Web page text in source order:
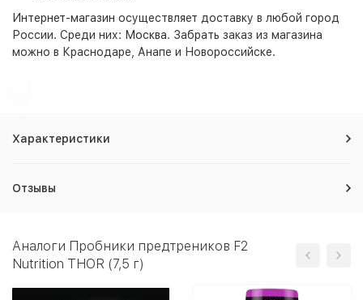
Интернет-магазин осуществляет доставку в любой город
России. Среди них: Москва. Забрать заказ из магазина
можно в Краснодаре, Анапе и Новороссийске.
Характеристики
Отзывы
Аналоги Пробники предтреников F2
Nutrition THOR (7,5 г)